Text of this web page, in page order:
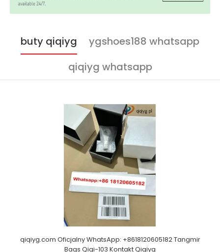
buty qiqiyg
ygshoes188 whatsapp
qiqiyg whatsapp
qiqiyg.com Oficjalny WhatsApp: +8618120605182 Tangmir
Bags Qiqi-103 Kontakt Qiqiyg